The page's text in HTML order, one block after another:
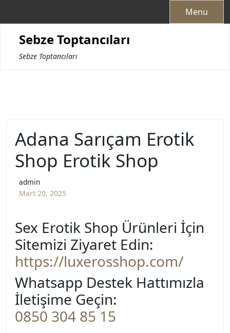
Menu
Sebze Toptancıları
Sebze Toptancıları
Adana Sarıçam Erotik
Shop Erotik Shop
admin
Mart 20, 2025
Sex Erotik Shop Ürünleri İçin
Sitemizi Ziyaret Edin:
https://luxerosshop.com/
Whatsapp Destek Hattımızla
İletişime Geçin:
0850 304 85 15